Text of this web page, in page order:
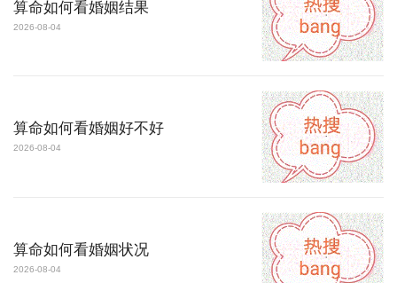
算命如何看婚姻结果
2026-08-04
算命如何看婚姻好不好
2026-08-04
算命如何看婚姻状况
2026-08-04